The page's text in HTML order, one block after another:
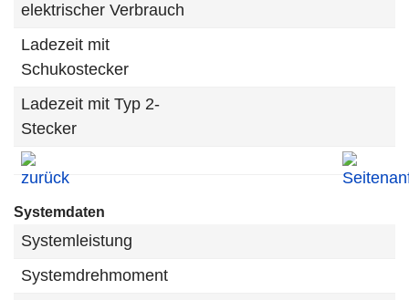
elektrischer Verbrauch
Ladezeit mit
Schukostecker
Ladezeit mit Typ 2-
Stecker
Systemdaten
Systemleistung
Systemdrehmoment